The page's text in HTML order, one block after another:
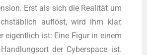
Erst als sich die Rea­li­tät um
auf­löst, wird ihm klar,
eigent­lich ist: Eine Figur in einem
der Cyber­space ist.